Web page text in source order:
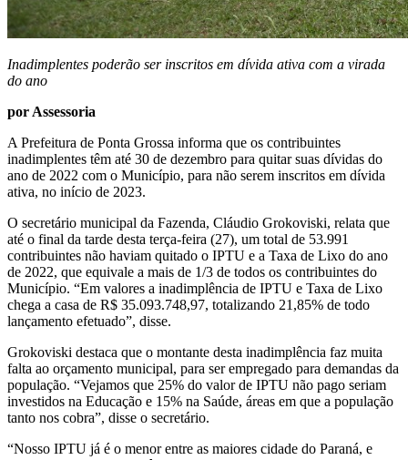
Inadimplentes poderão ser inscritos em dívida ativa com a virada
do ano
por Assessoria
A Prefeitura de Ponta Grossa informa que os contribuintes
inadimplentes têm até 30 de dezembro para quitar suas dívidas do
ano de 2022 com o Município, para não serem inscritos em dívida
ativa, no início de 2023.
O secretário municipal da Fazenda, Cláudio Grokoviski, relata que
até o final da tarde desta terça-feira (27), um total de 53.991
contribuintes não haviam quitado o IPTU e a Taxa de Lixo do ano
de 2022, que equivale a mais de 1/3 de todos os contribuintes do
Município. “Em valores a inadimplência de IPTU e Taxa de Lixo
chega a casa de R$ 35.093.748,97, totalizando 21,85% de todo
lançamento efetuado”, disse.
Grokoviski destaca que o montante desta inadimplência faz muita
falta ao orçamento municipal, para ser empregado para demandas da
população. “Vejamos que 25% do valor de IPTU não pago seriam
investidos na Educação e 15% na Saúde, áreas em que a população
tanto nos cobra”, disse o secretário.
“Nosso IPTU já é o menor entre as maiores cidade do Paraná, e